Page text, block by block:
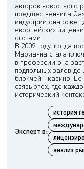
авторов новостного
предшественника
индустрии она
европейских
слотами.
В 2009 году, когда
Марианна стала
в профессии она
подпольных залов
блокчейн-казино. Её
связь эпох, где
Эксперт в:
история
анализ